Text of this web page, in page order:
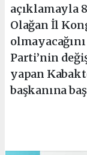
açıklamayla
Olağan İl
Parti’nin
yapan
başkanına